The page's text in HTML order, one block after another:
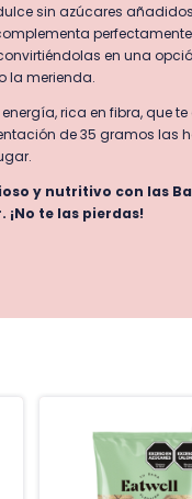
sin azúcares
en una
la merienda.
rica en fibra, que
de 35 gramos las
y nutritivo con las
¡No te las pierdas!